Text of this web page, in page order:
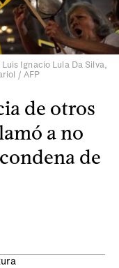
Ignacio Lula Da Silva,
/ AFP
de otros
a no
de